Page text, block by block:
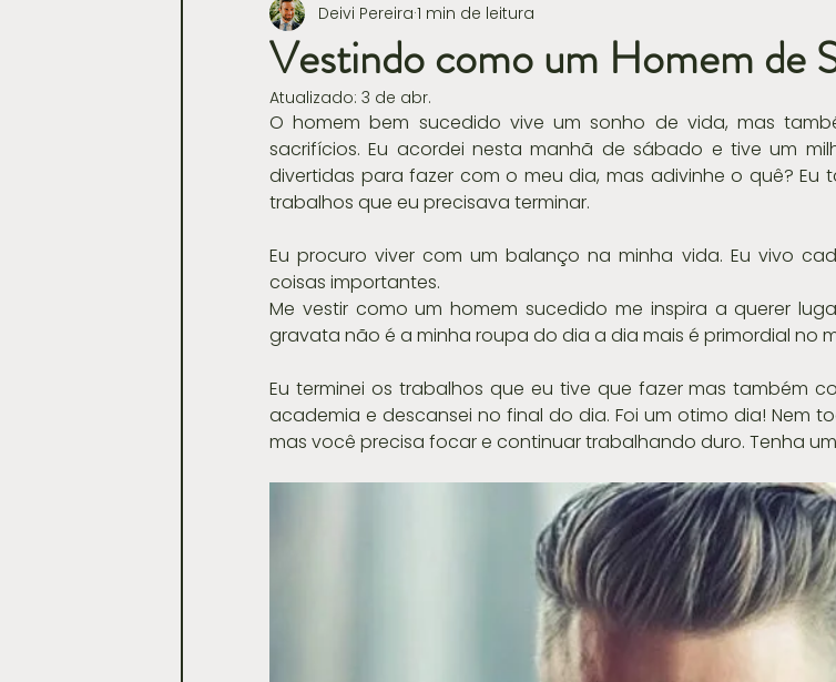
Cultura Gastronomia e Viagens
Casamentos
Vestindo como um Homem de
Deivi Pereira 1 min de leitura
Atualizado: 3 de abr.
O homem bem sucedido vive um sonho de vida, mas
sacrifícios. Eu acordei nesta manhã de sábado e tive um
divertidas para fazer com o meu dia, mas adivinhe o quê? Eu
trabalhos que eu precisava terminar.
Eu procuro viver com um balanço na minha vida. Eu vivo
coisas importantes.
Me vestir como um homem sucedido me inspira a querer
gravata não é a minha roupa do dia a dia mais é primordial no
Eu terminei os trabalhos que eu tive que fazer mas também
academia e descansei no final do dia. Foi um otimo dia! Nem
mas você precisa focar e continuar trabalhando duro. Tenha